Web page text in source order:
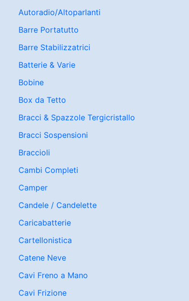
Autoradio/Altoparlanti
Barre Portatutto
Barre Stabilizzatrici
Batterie & Varie
Bobine
Box da Tetto
Bracci & Spazzole Tergicristallo
Bracci Sospensioni
Braccioli
Cambi Completi
Camper
Candele / Candelette
Caricabatterie
Cartellonistica
Catene Neve
Cavi Freno a Mano
Cavi Frizione